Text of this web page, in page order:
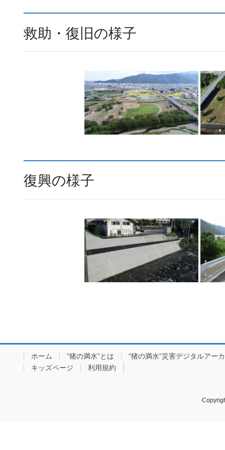
救助・復旧の様子
復興の様子
ホーム “猪の満水”とは
“猪の満水”災害デジタルアー
キッズページ
利用規約